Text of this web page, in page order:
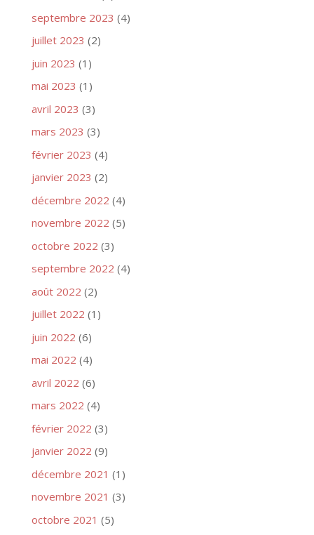
septembre 2023 (4)
juillet 2023 (2)
juin 2023 (1)
mai 2023 (1)
avril 2023 (3)
mars 2023 (3)
février 2023 (4)
janvier 2023 (2)
décembre 2022 (4)
novembre 2022 (5)
octobre 2022 (3)
septembre 2022 (4)
août 2022 (2)
juillet 2022 (1)
juin 2022 (6)
mai 2022 (4)
avril 2022 (6)
mars 2022 (4)
février 2022 (3)
janvier 2022 (9)
décembre 2021 (1)
novembre 2021 (3)
octobre 2021 (5)